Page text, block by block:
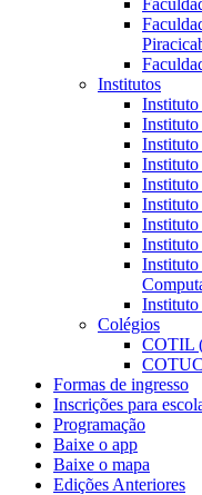
Institutos
Instituto
Instituto
Instituto
Instituto
Instituto
Instituto
Instituto
Instituto
Instituto
Colégios
COTIL
Formas de ingresso
Inscrições para
Programação
Baixe o app
Baixe o mapa
Edições Anteriores